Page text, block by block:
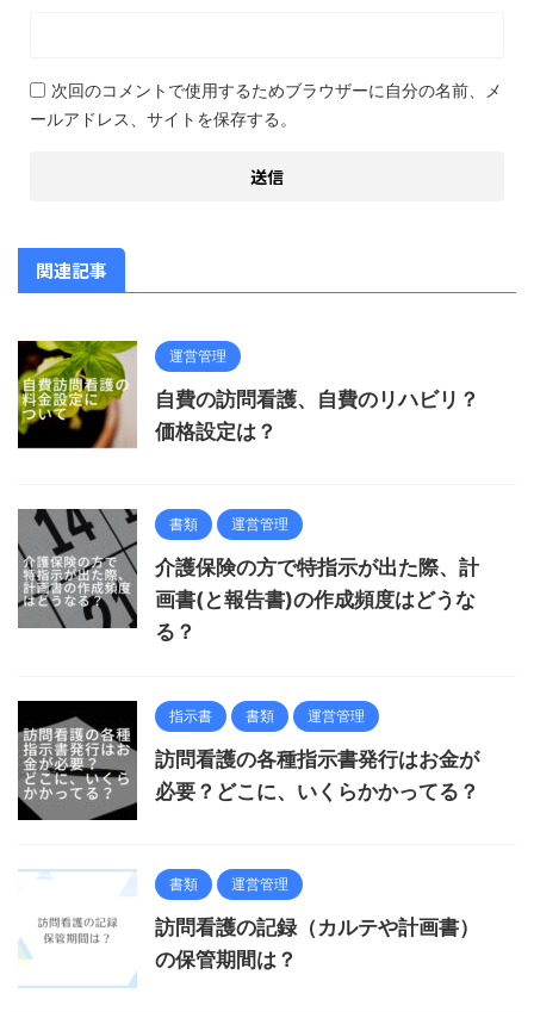
次回のコメントで使用するためブラウザーに自分の名前、メ
ールアドレス、サイトを保存する。
関連記事
運営管理
自費の訪問看護、自費のリハビリ？
価格設定は？
書類 運営管理
介護保険の方で特指示が出た際、計
画書(と報告書)の作成頻度はどうな
る？
指示書 書類 運営管理
訪問看護の各種指示書発行はお金が
必要？どこに、いくらかかってる？
書類 運営管理
訪問看護の記録（カルテや計画書）
の保管期間は？